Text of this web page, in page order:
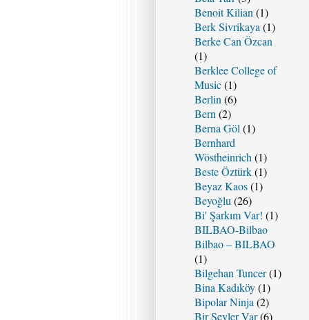
Benoit Kilian (1)
Berk Sivrikaya (1)
Berke Can Özcan
(1)
Berklee College of
Music(1)
Berlin (6)
Bern (2)
Berna Göl (1)
Bernhard
Wöstheinrich (1)
Beste Öztürk(1)
Beyaz Kaos(1)
Beyoğlu (26)
Bi' Şarkım Var! (1)
BILBAO-Bilbao
Bilbao – BILBAO
(1)
Bilgehan Tuncer(1)
Bina Kadıköy(1)
Bipolar Ninja (2)
Bir Şeyler Var(6)